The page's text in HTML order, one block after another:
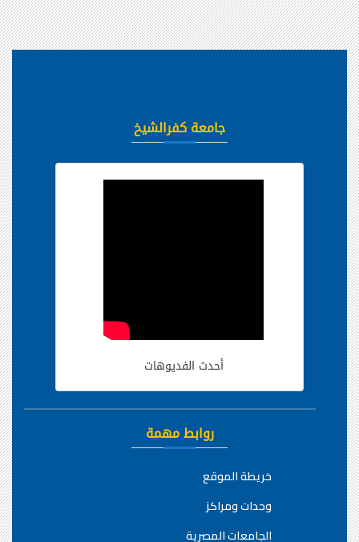
جامعة كفرالشيخ
أحدث الفديوهات
روابط مهمة
خريطة الموقع
وحدات ومراكز
الجامعات المصرية